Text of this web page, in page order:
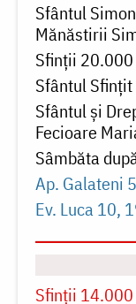
Sfântul
Mănăstirii
Sfinții
Sfântul
Sfântul și
Fecioare
Sâmbăta
Ap. Galateni
Ev. Luca 10,
Sfinții